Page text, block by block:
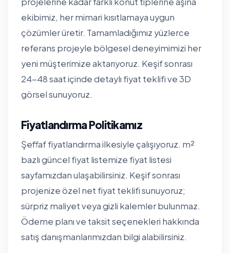
ekibimiz, her mimari kısıtlamaya uygun
çözümler üretir. Tamamladığımız yüzlerce
referans projeyle bölgesel deneyimimizi her
yeni müşterimize aktarıyoruz. Keşif sonrası
24-48 saat içinde detaylı fiyat teklifi ve 3D
görsel sunuyoruz.
Fiyatlandırma Politikamız
Şeffaf fiyatlandırma ilkesiyle çalışıyoruz. m²
bazlı güncel fiyat listemize fiyat listesi
sayfamızdanulaşabilirsiniz. Keşif sonrası
projenize özel net fiyat teklifi sunuyoruz;
sürpriz maliyet veya gizli kalemler bulunmaz.
Ödeme planı ve taksit seçenekleri hakkında
satış danışmanlarımızdan bilgi alabilirsiniz.